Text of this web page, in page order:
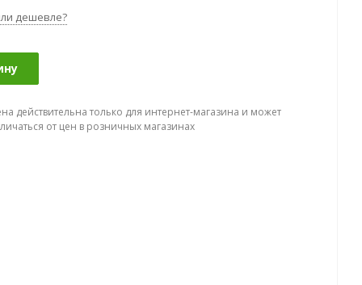
дешевле?
действительна только для интернет-магазина и может
от цен в розничных магазинах